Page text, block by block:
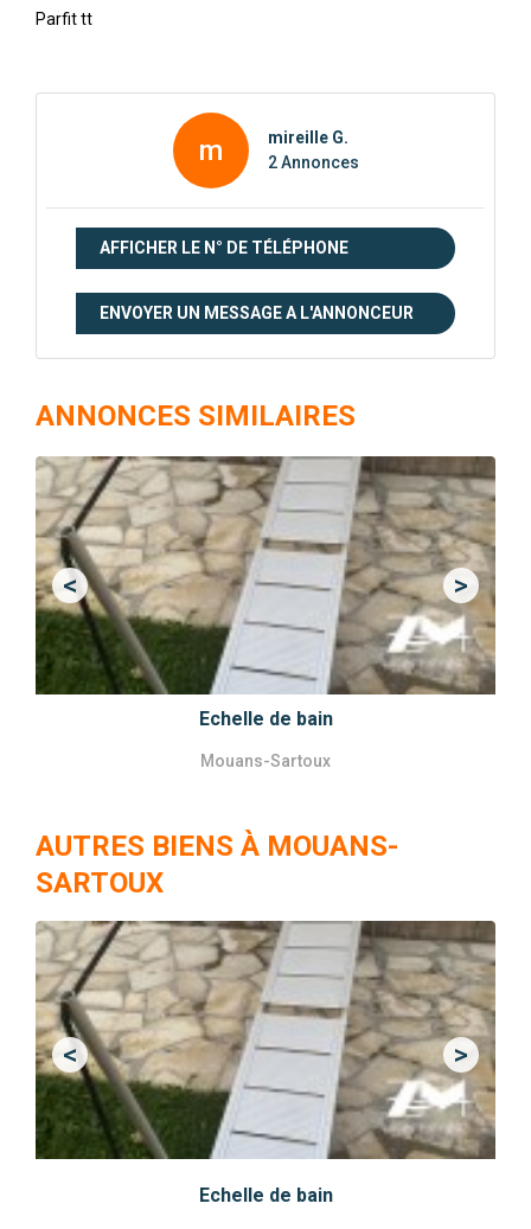
Parfit tt
m
mireille G.
2 Annonces
AFFICHER LE N° DE TÉLÉPHONE
ENVOYER UN MESSAGE A L'ANNONCEUR
ANNONCES SIMILAIRES
Echelle de bain
Mouans-Sartoux
<Previous >Next
AUTRES BIENS À MOUANS-
SARTOUX
Echelle de bain
<Previous >Next